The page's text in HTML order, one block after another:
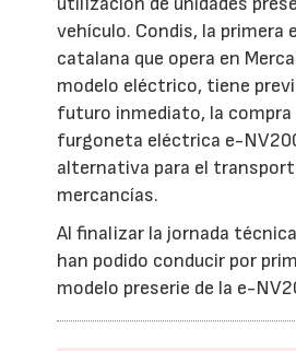
vehículo. Condis, la primera
catalana que opera en
modelo eléctrico, tiene
futuro inmediato, la compra
furgoneta eléctrica e-
alternativa para el
mercancías.
Al finalizar la jornada
han podido conducir por
modelo preserie de la e-